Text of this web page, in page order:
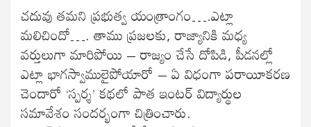
చదువు తమని ప్రభుత్వ యంత్రాంగం….ఎట్లా
మలిచిందో…. తాము ప్రజలకు, రాజ్యానికి మధ్య
వర్తులుగా మారిపోయి – రాజ్యం చేసే దోపిడి, పీడనల్లో
ఎట్లా భాగస్వాములైపోయారో – ఏ విధంగా పరాయీకరణ
చెందారో ‘స్పర్శ’ కథలో పాత ఇంటర్ విద్యార్థుల
సమావేశం సందర్భంగా చిత్రించారు.